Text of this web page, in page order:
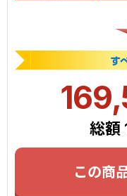
総額
この商